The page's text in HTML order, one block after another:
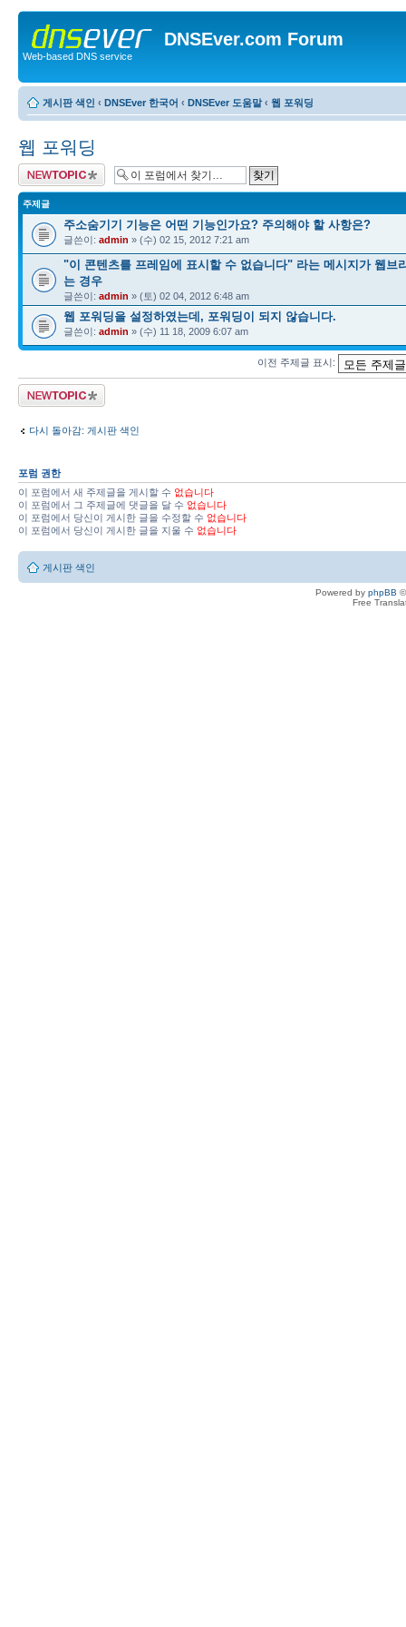
DNSEver.com Forum
Web-based DNS service
게시판 색인 ‹ DNSEver 한국어 ‹ DNSEver 도움말 ‹ 웹 포워딩
웹 포워딩
새 주제글 올리기
주제글
주소숨기기 기능은 어떤 기능인가요? 주의해야 할 사항은?
글쓴이: admin » (수) 02 15, 2012 7:21 am
"이 콘텐츠를 프레임에 표시할 수 없습니다" 라는 메시지가 웹브
는 경우
글쓴이: admin » (토) 02 04, 2012 6:48 am
웹 포워딩을 설정하였는데, 포워딩이 되지 않습니다.
글쓴이: admin » (수) 11 18, 2009 6:07 am
이전 주제글 표시:
새 주제글 올리기
다시 돌아감: 게시판 색인
포럼 권한
이 포럼에서 새 주제글을 게시할 수 없습니다
이 포럼에서 그 주제글에 댓글을 달 수 없습니다
이 포럼에서 당신이 게시한 글을 수정할 수 없습니다
이 포럼에서 당신이 게시한 글을 지울 수 없습니다
게시판 색인
Powered by phpBB
Free